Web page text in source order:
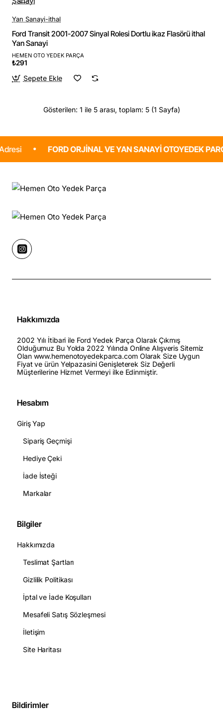
Yan Sanayi-ithal
Ford Transit 2001-2007 Sinyal Rolesi Dortlu ikaz Flasörü ithal
Yan Sanayi
HEMEN OTO YEDEK PARÇA
₺291
Sepete Ekle
Gösterilen: 1 ile 5 arası, toplam: 5 (1 Sayfa)
FORD ORJINAL VE YAN SANAYI OTOYEDEK PARÇA
Hakkımızda
2002 Yılı İtibari ile Ford Yedek Parça Olarak Çıkmış
Olduğumuz Bu Yolda 2022 Yılında Online Alışveris Sitemiz
Olan www.hemenotoyedekparca.com Olarak Size Uygun
Fiyat ve ürün Yelpazasini Genişleterek Siz Değerli
Müşterilerine Hizmet Vermeyi ilke Edinmiştir.
Hesabım
Giriş Yap
Sipariş Geçmişi
Hediye Çeki
İade İsteği
Markalar
Bilgiler
Hakkımızda
Teslimat Şartları
Gizlilik Politikası
İptal ve İade Koşulları
Mesafeli Satış Sözleşmesi
İletişim
Site Haritası
Bildirimler